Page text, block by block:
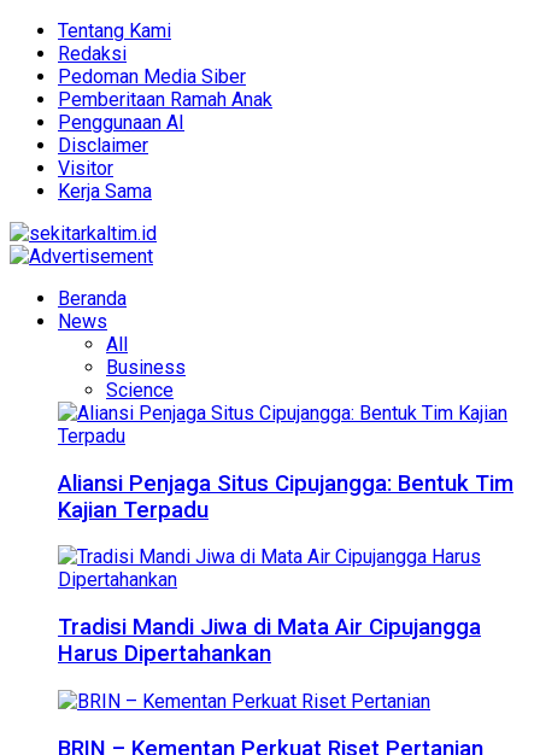
Tentang Kami
Redaksi
Pedoman Media Siber
Pemberitaan Ramah Anak
Penggunaan AI
Disclaimer
Visitor
Kerja Sama
Beranda
News
All
Business
Science
Aliansi Penjaga Situs Cipujangga: Bentuk Tim
Kajian Terpadu
Tradisi Mandi Jiwa di Mata Air Cipujangga
Harus Dipertahankan
BRIN – Kementan Perkuat Riset Pertanian